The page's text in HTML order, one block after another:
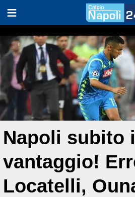
Napoli subito
vantaggio!
Locatelli,